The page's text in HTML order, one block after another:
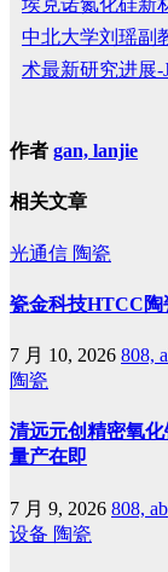
中北大学刘瑶副
术最新研究进展-
作者 gan, lanjie
相关文章
光通信 陶瓷
瓷金科技HTCC陶
7 月 10, 2026 808,
陶瓷
清远元创精密氧
量产在即
7 月 9, 2026 808, ab
设备 陶瓷